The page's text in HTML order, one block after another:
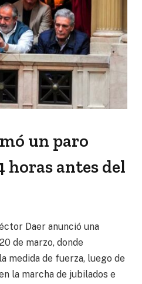
un paro
horas antes del
Daer anunció una
de marzo, donde
medida de fuerza, luego de
la marcha de jubilados e